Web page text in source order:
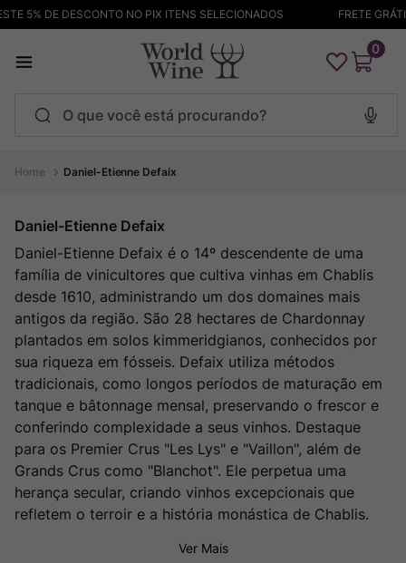
5% DE DESCONTO NO PIX ITENS SELECIONADOS FRETE
0
Daniel-Etienne Defaix
Daniel-Etienne Defaix
Daniel-Etienne Defaix é o 14º descendente de uma
família de vinicultores que cultiva vinhas em Chablis
desde 1610, administrando um dos domaines mais
antigos da região. São 28 hectares de Chardonnay
plantados em solos kimmeridgianos, conhecidos por
sua riqueza em fósseis. Defaix utiliza métodos
tradicionais, como longos períodos de maturação em
tanque e bâtonnage mensal, preservando o frescor e
conferindo complexidade a seus vinhos. Destaque
para os Premier Crus "Les Lys" e "Vaillon", além de
Grands Crus como "Blanchot". Ele perpetua uma
herança secular, criando vinhos excepcionais que
refletem o terroir e a história monástica de Chablis.
Ver Mais
Termos mais buscados
3º Barolo
4 º Garzon
5º Chablis
º Bodega Garzon
7º Pacalet
8º Ver Sacrum
Rocim
10º Champagne